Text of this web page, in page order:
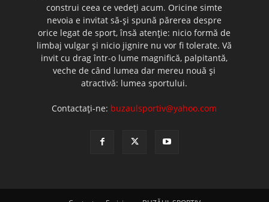
construi ceea ce vedeţi acum. Oricine simte
nevoia e invitat să-şi spună părerea despre
orice legat de sport, însă atenţie: nicio formă de
limbaj vulgar şi nicio jignire nu vor fi tolerate. Vă
invit cu drag într-o lume magnifică, palpitantă,
veche de când lumea dar mereu nouă şi
atractivă: lumea sportului.
Contactați-ne: buzaulsportiv@yahoo.com